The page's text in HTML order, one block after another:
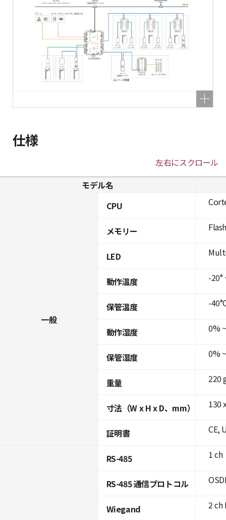
仕様
左右にスクロール
モデル名
一般
CPU
メモリー
LED
動作温度
保管温度
動作湿度
保管湿度
重量
寸法（W x H x D、mm）
証明書
RS-485
RS-485 通信プロトコル
Wiegand
-20°
-
0%
0%
220
130
CE,
1 ch
2 ch